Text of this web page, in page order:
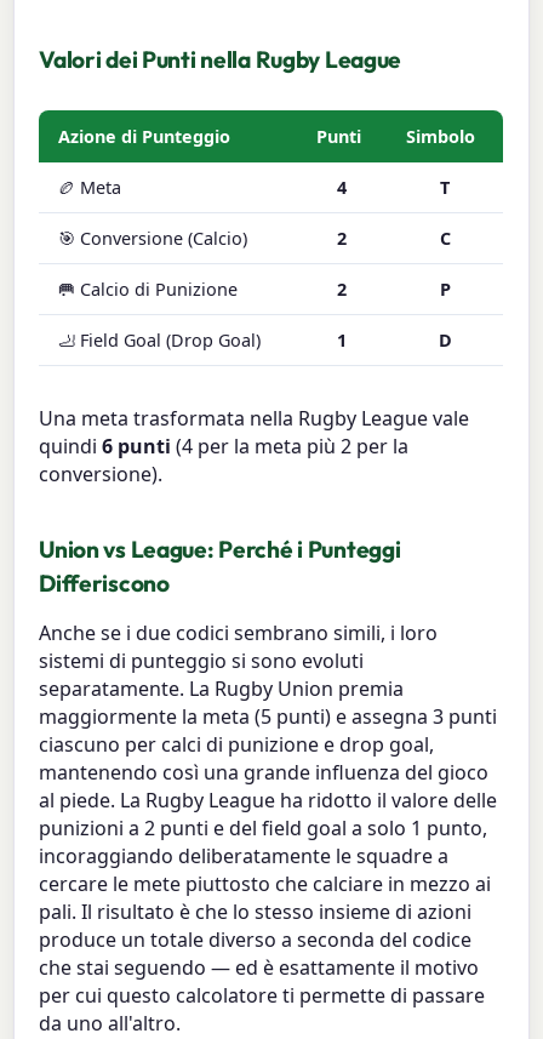
Valori dei Punti nella Rugby League
Azione di Punteggio Punti Simbolo
🏉 Meta 4 T
🎯 Conversione (Calcio) 2 C
🥅 Calcio di Punizione 2 P
🦶 Field Goal (Drop Goal) 1 D
Una meta trasformata nella Rugby League vale
quindi6 punti (4 per la meta più 2 per la
conversione).
Union vs League: Perché i Punteggi
Differiscono
Anche se i due codici sembrano simili, i loro
sistemi di punteggio si sono evoluti
separatamente. La Rugby Union premia
maggiormente la meta (5 punti) e assegna 3 punti
ciascuno per calci di punizione e drop goal,
mantenendo così una grande influenza del gioco
al piede. La Rugby League ha ridotto il valore delle
punizioni a 2 punti e del field goal a solo 1 punto,
incoraggiando deliberatamente le squadre a
cercare le mete piuttosto che calciare in mezzo ai
pali. Il risultato è che lo stesso insieme di azioni
produce un totale diverso a seconda del codice
che stai seguendo — ed è esattamente il motivo
per cui questo calcolatore ti permette di passare
da uno all'altro.